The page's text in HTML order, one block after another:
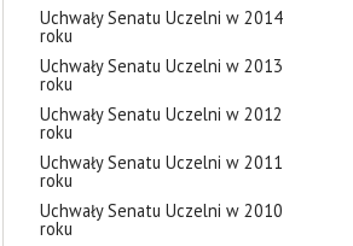
Uchwały Senatu Uczelni w 2014
roku
Uchwały Senatu Uczelni w 2013
roku
Uchwały Senatu Uczelni w 2012
roku
Uchwały Senatu Uczelni w 2011
roku
Uchwały Senatu Uczelni w 2010
roku